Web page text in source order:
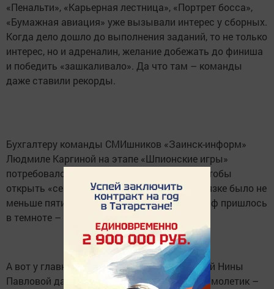
«Пенальти», «Карьерная лестница», «Портрет босса»,
«Бумажная авиация» уже вызывали интерес у сборных.
Когда дело дошло до выполнения заданий, то не только
интерес, но и адреналин, желание добежать до финиша
и победить «зашкаливало». Да что там – команды
даже ставили рекорды.
Бухгалтеру команды СМИшников «Заинск-информ»
Людмиле Каргиной на этапе «Шпионские игры»
потребовалось чуть больше одной минут, чтобы
открыть «сейф». Сложность в том, что в связке было не
меньше пятидесяти ключей, и отрывать сейф пришлось
в темноте – под пледом.
А вот у главного бухгалтера этой же сборной Нины
Павловой дальше всех улетел бумажный самолетик –